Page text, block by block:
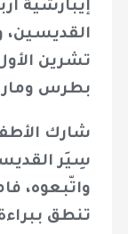
إيبارشية
بطرس ومار
شارك
سِيَر
واتّبعوه،
تنطق